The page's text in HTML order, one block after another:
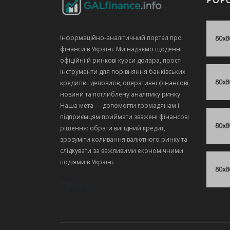
Інформаційно‑аналітичний портал про
фінанси в Україні. Ми надаємо щоденні
офіційні й ринкові курси долара, прості
інструменти для порівняння банківських
кредитів і депозитів, оперативні фінансові
новини та поглиблену аналітику ринку.
Наша мета — допомогти громадянам і
підприємцям приймати зважені фінансові
рішення: обрати вигідний кредит,
зрозуміти коливання валютного ринку та
слідкувати за важливими економічними
подіями в Україні.